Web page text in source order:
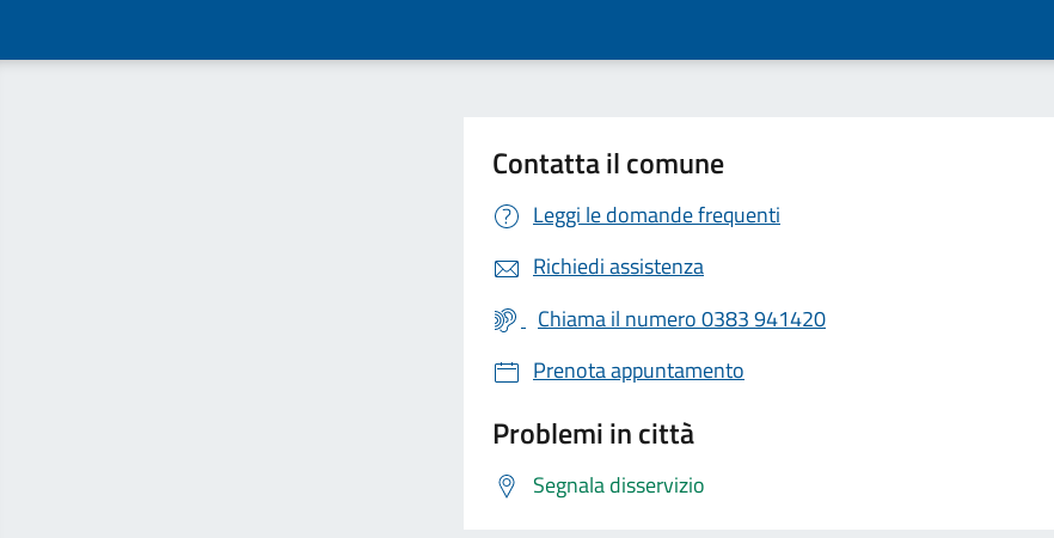
Contatta il comune
Leggi le domande frequenti
Richiedi assistenza
Chiama il numero 0383 941420
Prenota appuntamento
Problemi in città
Segnala disservizio